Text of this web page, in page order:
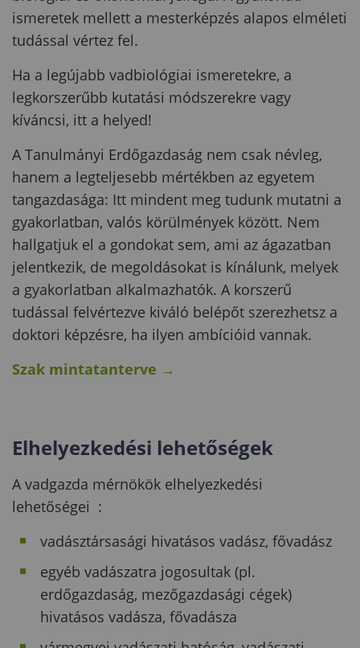
ismeretek mellett a mesterképzés alapos elméleti
tudással vértez fel.
Ha a legújabb vadbiológiai ismeretekre, a
legkorszerűbb kutatási módszerekre vagy
kíváncsi, itt a helyed!
A Tanulmányi Erdőgazdaság nem csak névleg,
hanem a legteljesebb mértékben az egyetem
tangazdasága: Itt mindent meg tudunk mutatni a
gyakorlatban, valós körülmények között. Nem
hallgatjuk el a gondokat sem, ami az ágazatban
jelentkezik, de megoldásokat is kínálunk, melyek
a gyakorlatban alkalmazhatók. A korszerű
tudással felvértezve kiváló belépőt szerezhetsz a
doktori képzésre, ha ilyen ambícióid vannak.
Szak mintatanterve →
Elhelyezkedési lehetőségek
A vadgazda mérnökök elhelyezkedési
lehetőségei :
vadásztársasági hivatásos vadász, fővadász
egyéb vadászatra jogosultak (pl.
erdőgazdaság, mezőgazdasági cégek)
hivatásos vadásza, fővadásza